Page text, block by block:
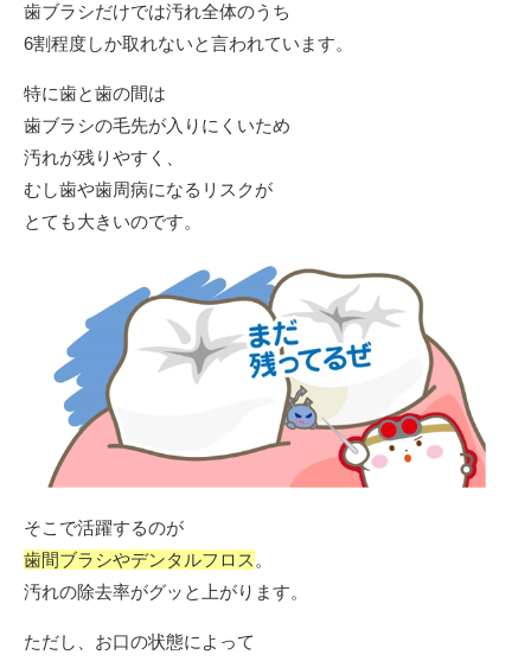
歯ブラシだけでは汚れ全体のうち
6割程度しか取れないと言われています。
特に歯と歯の間は
歯ブラシの毛先が入りにくいため
汚れが残りやすく、
むし歯や歯周病になるリスクが
とても大きいのです。
そこで活躍するのが
歯間ブラシやデンタルフロス 。
汚れの除去率がグッと上がります。
ただし、お口の状態によって